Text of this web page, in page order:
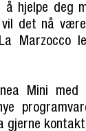
å hjelpe deg
vil det nå
Marzocco
Mini med
gjerne